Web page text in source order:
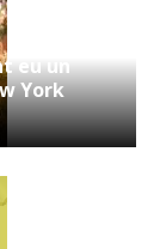
eu un
York